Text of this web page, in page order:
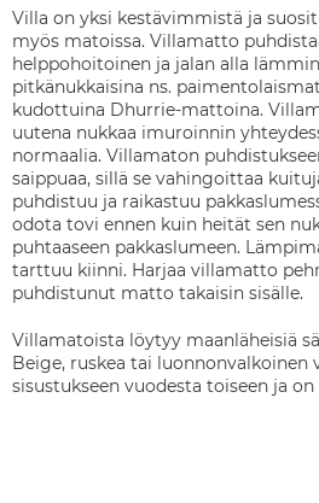
Villa on yksi kestävimmistä ja
myös matoissa. Villamatto
helppohoitoinen ja jalan alla
pitkänukkaisina ns.
kudottuina Dhurrie-mattoina.
uutena nukkaa imuroinnin
normaalia. Villamaton
saippuaa, sillä se vahingoittaa
puhdistuu ja raikastuu
odota tovi ennen kuin heität sen
puhtaaseen pakkaslumeen.
tarttuu kiinni. Harjaa villamatto
puhdistunut matto takaisin sisälle.
Villamatoista löytyy maanläheisiä
Beige, ruskea tai luonnonvalkoinen
sisustukseen vuodesta toiseen ja